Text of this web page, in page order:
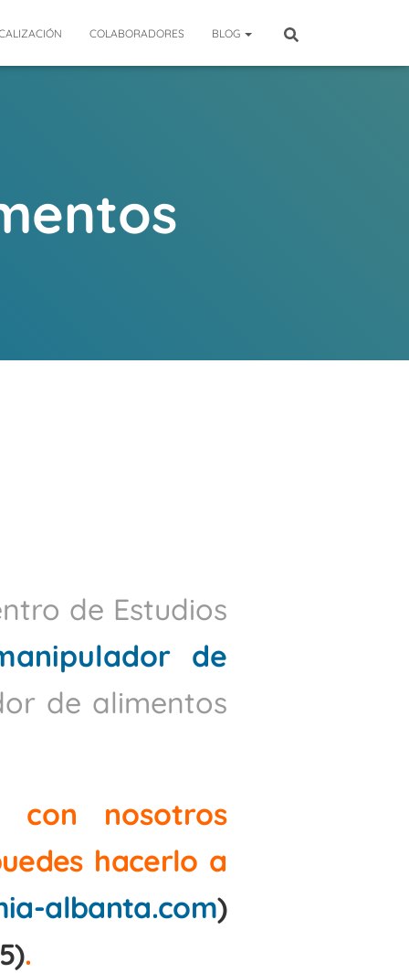
COLABORADORES BLOG
de Estudios
de
de alimentos
con nosotros
hacerlo a
albanta.com)
.